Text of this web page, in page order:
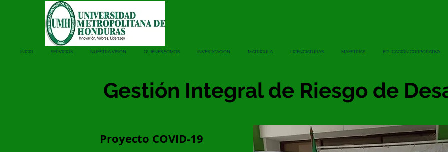
INICIO SERVICIOS NUESTRA VISIÓN QUIÉNES SOMOS INVESTIGACIÓN MATRÍCULA LICENCIATURAS MAESTRÍAS EDUCACIÓN CORPORATIVA
Gestión Integral de Riesgo de
Proyecto COVID-19